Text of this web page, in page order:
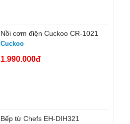
Nồi cơm điện Cuckoo CR-1021
Cuckoo
1.990.000đ
Bếp từ Chefs EH-DIH321